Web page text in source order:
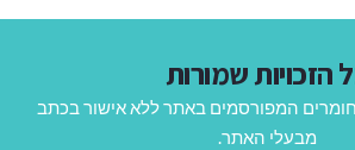
הזכויות שמורות
המפורסמים באתר ללא אישור בכתב
מבעלי האתר.